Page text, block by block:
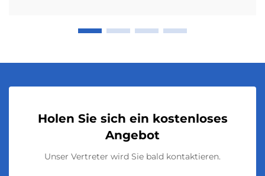
Holen Sie sich ein kostenloses
Angebot
Unser Vertreter wird Sie bald kontaktieren.